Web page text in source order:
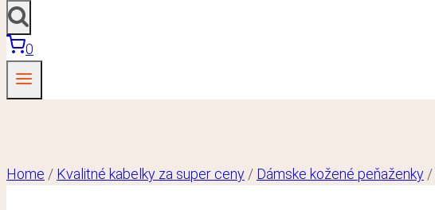
0
Home / Kvalitné kabelky za super ceny / Dámske kožené peňaženky /